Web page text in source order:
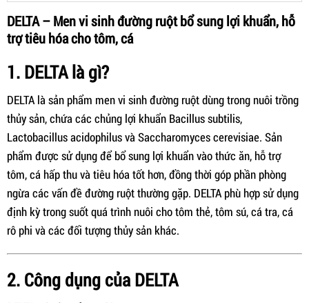
DELTA – Men vi sinh đường ruột bổ sung lợi khuẩn, hỗ
trợ tiêu hóa cho tôm, cá
1. DELTA là gì?
DELTA là sản phẩm men vi sinh đường ruột dùng trong nuôi trồng
thủy sản, chứa các chủng lợi khuẩn Bacillus subtilis,
Lactobacillus acidophilus và Saccharomyces cerevisiae. Sản
phẩm được sử dụng để bổ sung lợi khuẩn vào thức ăn, hỗ trợ
tôm, cá hấp thu và tiêu hóa tốt hơn, đồng thời góp phần phòng
ngừa các vấn đề đường ruột thường gặp. DELTA phù hợp sử dụng
định kỳ trong suốt quá trình nuôi cho tôm thẻ, tôm sú, cá tra, cá
rô phi và các đối tượng thủy sản khác.
2. Công dụng của DELTA